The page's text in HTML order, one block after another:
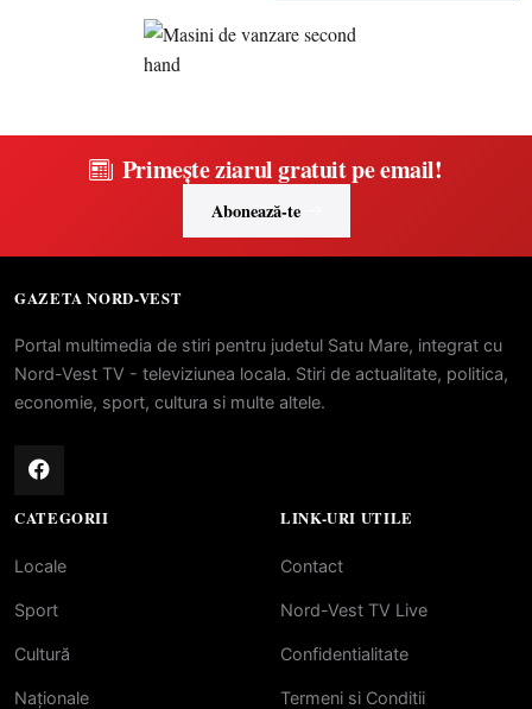
Primește ziarul gratuit pe email!
Abonează-te
GAZETA NORD-VEST
Portal multimedia de stiri pentru judetul Satu Mare, integrat cu
Nord-Vest TV - televiziunea locala. Stiri de actualitate, politica,
economie, sport, cultura si multe altele.
CATEGORII
Locale
Sport
Cultură
Naționale
LINK-URI UTILE
Contact
Nord-Vest TV Live
Confidentialitate
Termeni si Conditii